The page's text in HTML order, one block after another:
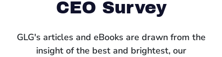
CEO Survey
GLG's articles and eBooks are drawn from the
insight of the best and brightest, our